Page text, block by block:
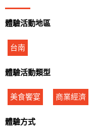
體驗活動地區
台南
體驗活動類型
美食饗宴 商業經濟
體驗方式